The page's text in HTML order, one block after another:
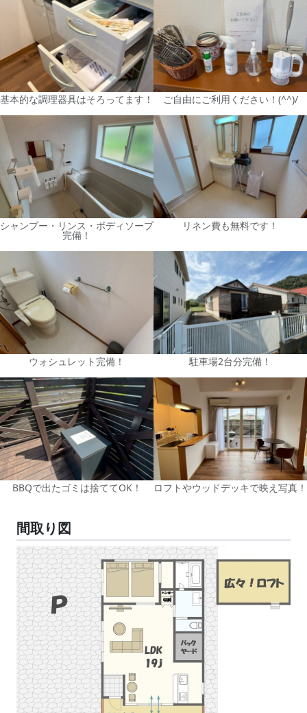
基本的な調理器具はそろってます！ ご自由にご利用ください！(^^)/
シャンプー・リンス・ボディソープ
完備！
リネン費も無料です！
ウォシュレット完備！ 駐車場2台分完備！
BBQで出たゴミは捨ててOK！ ロフトやウッドデッキで映え写真！
間取り図